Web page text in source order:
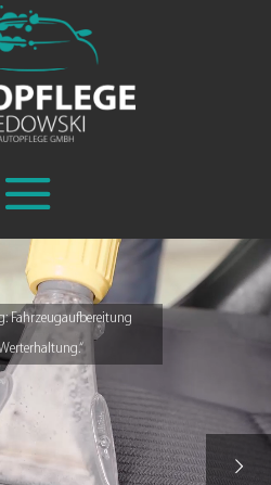
Fahrzeugaufbereitung